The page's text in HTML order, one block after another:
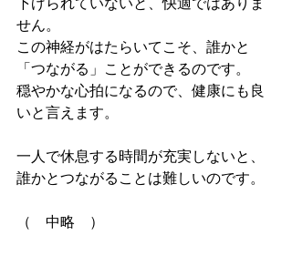
下げられていないと、快適ではありま
せん。
この神経がはたらいてこそ、誰かと
「つながる」ことができるのです。
穏やかな心拍になるので、健康にも良
いと言えます。
一人で休息する時間が充実しないと、
誰かとつながることは難しいのです。
（　中略　）